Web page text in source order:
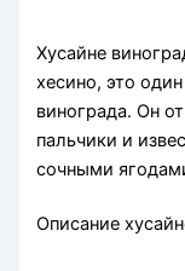
Хусайне
хесино, это
винограда. Он
пальчики и
сочными
Описание